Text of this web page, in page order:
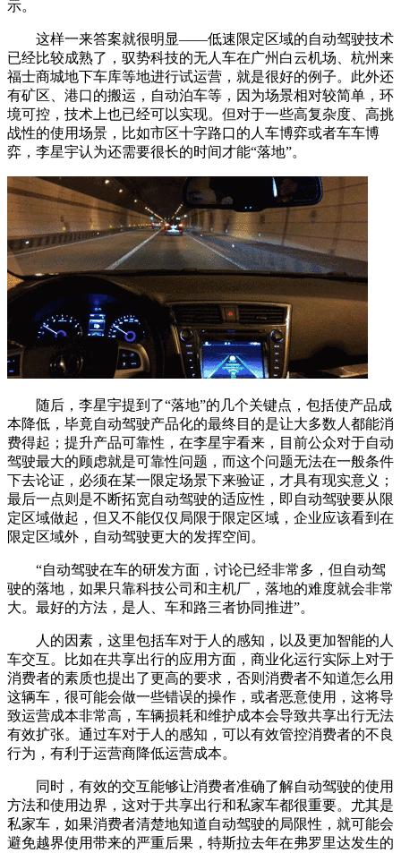
示。
这样一来答案就很明显——低速限定区域的自动驾驶技术
已经比较成熟了，驭势科技的无人车在广州白云机场、杭州来
福士商城地下车库等地进行试运营，就是很好的例子。此外还
有矿区、港口的搬运，自动泊车等，因为场景相对较简单，环
境可控，技术上也已经可以实现。但对于一些高复杂度、高挑
战性的使用场景，比如市区十字路口的人车博弈或者车车博
弈，李星宇认为还需要很长的时间才能“落地”。
随后，李星宇提到了“落地”的几个关键点，包括使产品成
本降低，毕竟自动驾驶产品化的最终目的是让大多数人都能消
费得起；提升产品可靠性，在李星宇看来，目前公众对于自动
驾驶最大的顾虑就是可靠性问题，而这个问题无法在一般条件
下去论证，必须在某一限定场景下来验证，才具有现实意义；
最后一点则是不断拓宽自动驾驶的适应性，即自动驾驶要从限
定区域做起，但又不能仅仅局限于限定区域，企业应该看到在
限定区域外，自动驾驶更大的发挥空间。
“自动驾驶在车的研发方面，讨论已经非常多，但自动驾
驶的落地，如果只靠科技公司和主机厂，落地的难度就会非常
大。最好的方法，是人、车和路三者协同推进”。
人的因素，这里包括车对于人的感知，以及更加智能的人
车交互。比如在共享出行的应用方面，商业化运行实际上对于
消费者的素质也提出了更高的要求，否则消费者不知道怎么用
这辆车，很可能会做一些错误的操作，或者恶意使用，这将导
致运营成本非常高，车辆损耗和维护成本会导致共享出行无法
有效扩张。通过车对于人的感知，可以有效管控消费者的不良
行为，有利于运营商降低运营成本。
同时，有效的交互能够让消费者准确了解自动驾驶的使用
方法和使用边界，这对于共享出行和私家车都很重要。尤其是
私家车，如果消费者清楚地知道自动驾驶的局限性，就可能会
避免越界使用带来的严重后果，特斯拉去年在弗罗里达发生的